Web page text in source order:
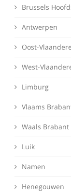
Brussels
Antwerpen
Oost-
West-
Limburg
Vlaams
Waals Brabant
Luik
Namen
Henegouwen